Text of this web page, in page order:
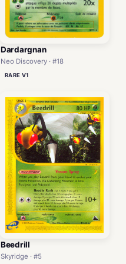
Dardargnan
Neo Discovery · #18
RARE V1
Beedrill
Skyridge · #5